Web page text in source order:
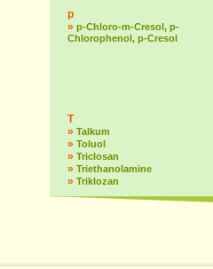
p
» p-Chloro-m-Cresol, p-
Chlorophenol, p-Cresol
T
» Talkum
» Toluol
» Triclosan
» Triethanolamine
» Triklozan